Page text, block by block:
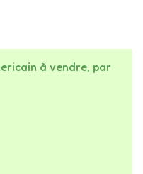
à vendre, par